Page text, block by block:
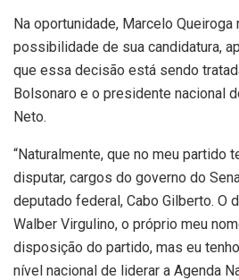
Na oportunidade, Marcelo Queiroga
possibilidade de sua candidatura,
que essa decisão está sendo
Bolsonaro e o presidente nacional
Neto.
“Naturalmente, que no meu partido
disputar, cargos do governo do
deputado federal, Cabo Gilberto. O
Walber Virgulino, o próprio meu
disposição do partido, mas eu
nível nacional de liderar a Agenda